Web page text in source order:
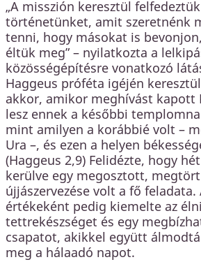
„A misszión keresztül
történetünket, amit szeretnénk
tenni, hogy másokat is
éltük meg” – nyilatkozta a
közösségépítésre vonatkozó
Haggeus próféta igéjén
akkor, amikor meghívást kapott
lesz ennek a későbbi
mint amilyen a korábbié volt –
Ura –, és ezen a helyen
(Haggeus 2,9) Felidézte, hogy
kerülve egy megosztott,
újjászervezése volt a fő feladata.
értékeként pedig kiemelte az
tettrekészséget és egy
csapatot, akikkel együtt
meg a hálaadó napot.